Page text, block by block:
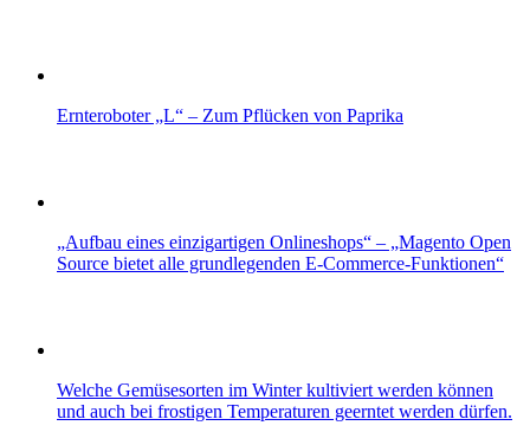
Ernteroboter „L“ – Zum Pflücken von Paprika
„Aufbau eines einzigartigen Onlineshops“ – „Magento Open
Source bietet alle grundlegenden E-Commerce-Funktionen“
Welche Gemüsesorten im Winter kultiviert werden können
und auch bei frostigen Temperaturen geerntet werden dürfen.